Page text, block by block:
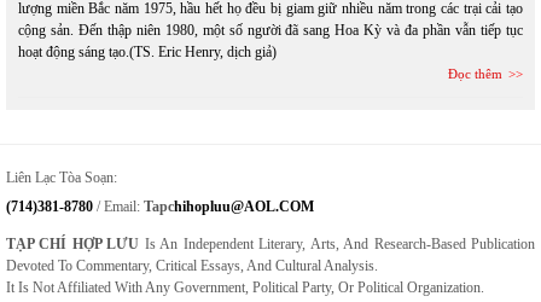
lượng miền Bắc năm 1975, hầu hết họ đều bị giam giữ nhiều năm trong các trại cải tạo
cộng sản. Đến thập niên 1980, một số người đã sang Hoa Kỳ và đa phần vẫn tiếp tục
hoạt động sáng tạo.(TS. Eric Henry, dịch giả)
Đọc thêm
Liên Lạc Tòa Soạn:
(714)381-8780 / Email: TapcHihopluu@AOL.COM
TẠP CHÍ HỢP LƯU Is An Independent Literary, Arts, And Research-Based Publication
Devoted To Commentary, Critical Essays, And Cultural Analysis.
It Is Not Affiliated With Any Government, Political Party, Or Political Organization.